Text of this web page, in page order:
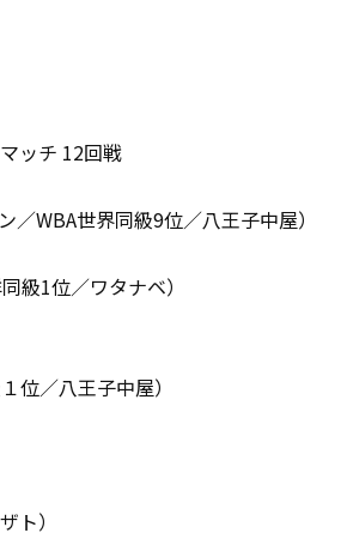
ッチ 12回戦
／WBA世界同級9位／八王子中屋）
級1位／ワタナベ）
位／八王子中屋）
ト）